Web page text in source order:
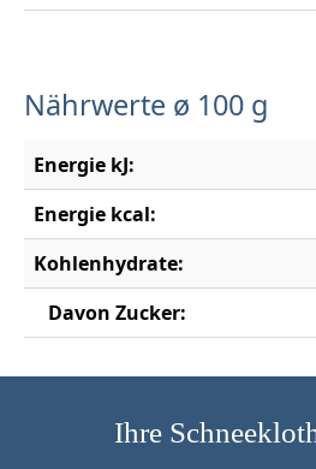
Nährwerte ø 100 g
Energie kJ:
Energie kcal:
Kohlenhydrate:
Davon Zucker:
Ihre